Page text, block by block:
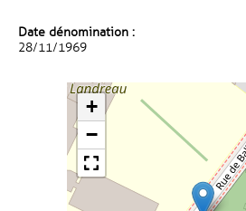
Date dénomination :
28/11/1969
+
−